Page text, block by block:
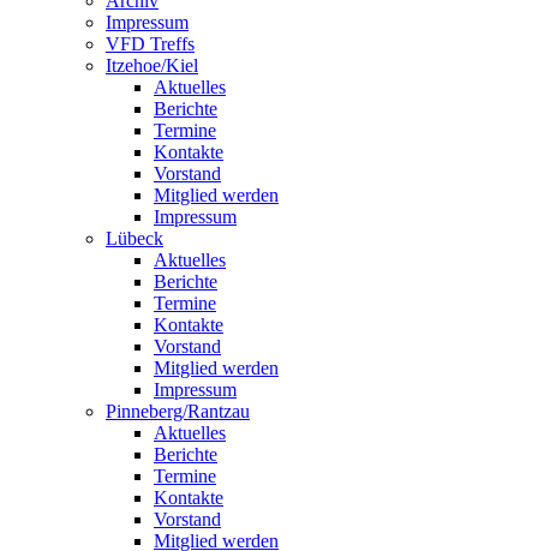
Impressum
VFD Treffs
Itzehoe/Kiel
Aktuelles
Berichte
Termine
Kontakte
Vorstand
Mitglied werden
Impressum
Lübeck
Aktuelles
Berichte
Termine
Kontakte
Vorstand
Mitglied werden
Impressum
Pinneberg/Rantzau
Aktuelles
Berichte
Termine
Kontakte
Vorstand
Mitglied werden